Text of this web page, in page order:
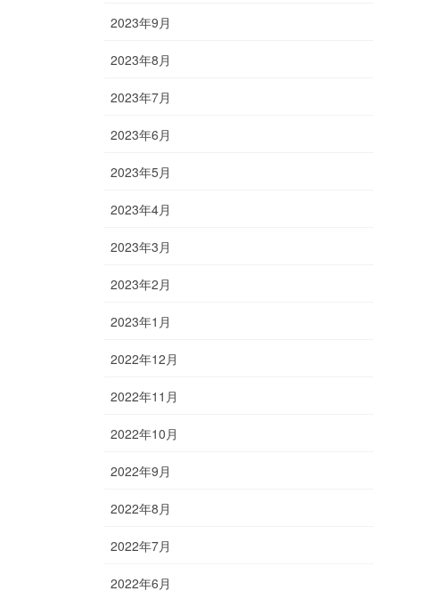
2023年9月
2023年8月
2023年7月
2023年6月
2023年5月
2023年4月
2023年3月
2023年2月
2023年1月
2022年12月
2022年11月
2022年10月
2022年9月
2022年8月
2022年7月
2022年6月